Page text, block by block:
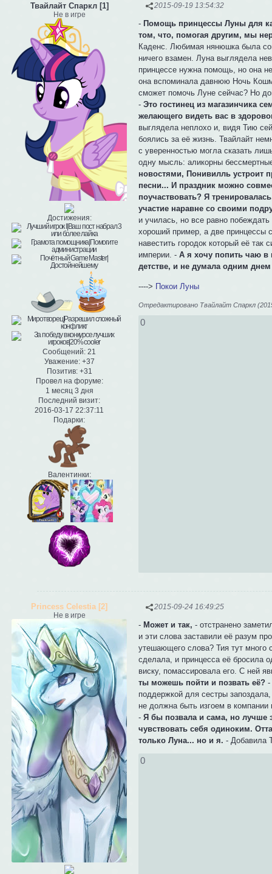
2015-09-19 13:54:32
Твайлайт Спаркл [1]
Не в игре
Достижения:
Сообщений: 21
Уважение: +37
Позитив: +31
Провел на форуме:
1 месяц 3 дня
Последний визит:
2016-03-17 22:37:11
Подарки:
Валентинки:
- Помощь принцессы Луны для
том, что, помогая другим, мы
Каденс. Любимая нянюшка была
ничего взамен. Луна выглядела
принцессе нужна помощь, но она
она вспоминала давнюю Ночь
сможет помочь Луне сейчас? Но
-Это гостинец из магазинчика
желающего видеть вас в
выглядела неплохо и, видя Тию
боялись за её жизнь. Твайлайт
с уверенностью могла сказать
одну мысль: аликорны
новостями, Понивилль устроит
песни... И праздник можно
поучаствовать? Я
участие наравне со своими
и училась, но все равно
хороший пример, а две принцессы
навестить городок который её
империи. -А я хочу попить чаю в
детстве, и не думала одним
----> Покои Луны
Отредактировано Твайлайт Спаркл
0
2015-09-24 16:49:25
Princess Celestia [2]
Не в игре
-Может и так, - отстранено
и эти слова заставили её разум
утешающего слова? Тия тут много
сделала, и принцесса её
виску, помассировала его. С ней
ты можешь пойти и позвать её? -
поддержкой для сестры
не должна быть изгоем в
-Я бы позвала и сама, но лучше
чувствовать себя одиноким.
только Луна... но и я. - Добавила
0